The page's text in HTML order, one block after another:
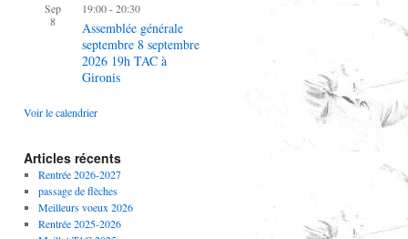
Sep
8
19:00-20:30
Assemblée générale
septembre 8 septembre
2026 19h TAC à
Gironis
Voir le calendrier
Articles récents
Rentrée 2026-2027
passage de flèches
Meilleurs voeux 2026
Rentrée 2025-2026